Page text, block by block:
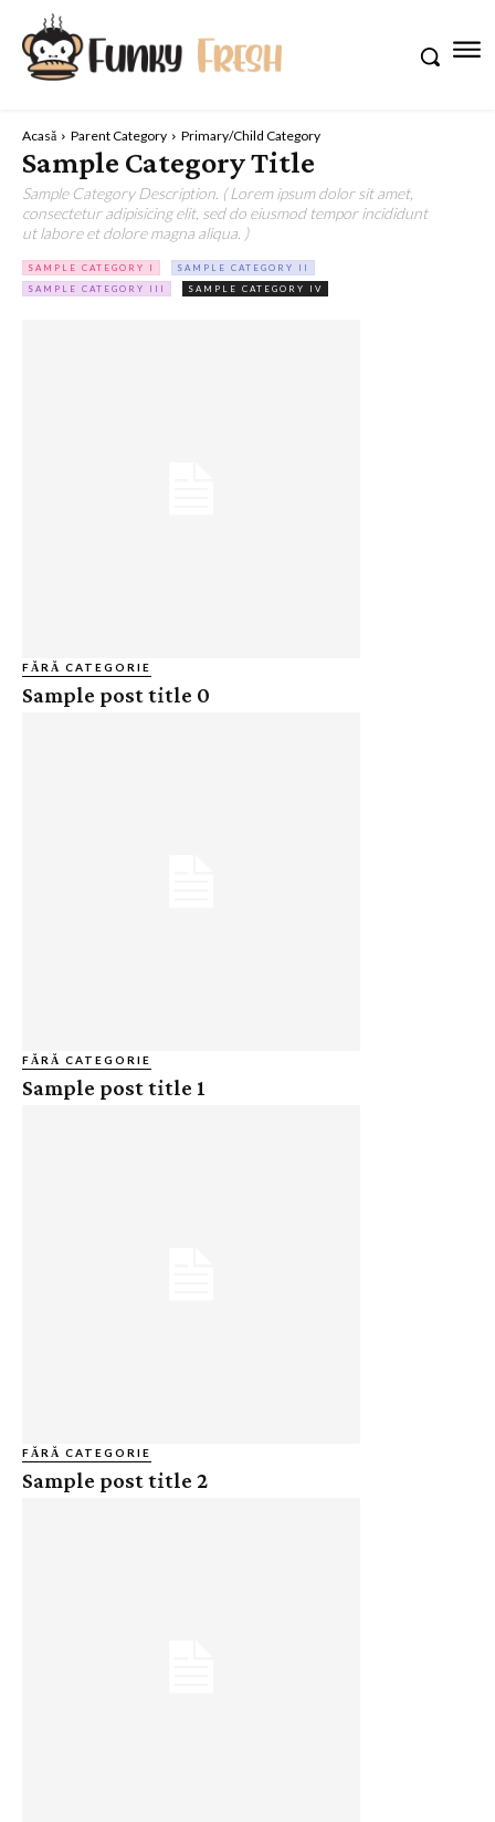
Acasă Parent Category Primary/Child Category
Sample Category Title
Sample Category Description. ( Lorem ipsum dolor sit amet,
consectetur adipisicing elit, sed do eiusmod tempor incididunt
ut labore et dolore magna aliqua. )
SAMPLE CATEGORY I
SAMPLE CATEGORY II
SAMPLE CATEGORY III
SAMPLE CATEGORY IV
FĂRĂ CATEGORIE
Sample post title 0
FĂRĂ CATEGORIE
Sample post title 1
FĂRĂ CATEGORIE
Sample post title 2